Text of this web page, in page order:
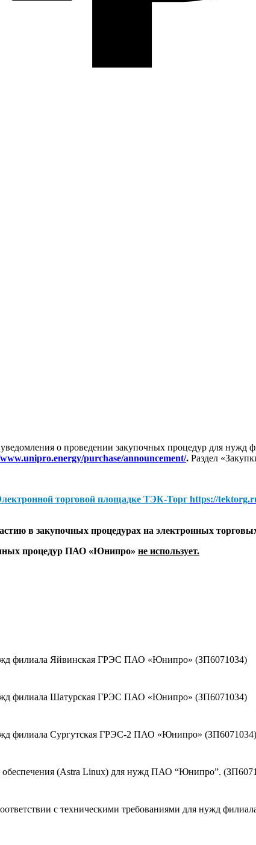
о проведении закупочных процедур для
purchase/announcement/. Раздел
торговой площадке ТЭК-Торг https://
в закупочных процедурах на электронных
процедур ПАО «Юнипро» не использует.
филиала Яйвинская ГРЭС ПАО «Юнипро» (ЗП6071034)
филиала Шатурская ГРЭС ПАО «Юнипро» (ЗП6071034)
филиала Сургутская ГРЭС-2 ПАО «Юнипро» (ЗП6071034)
обеспечения (Astra Linux) для нужд ПАО “Юнипро”.
с техническими требованиями для нужд